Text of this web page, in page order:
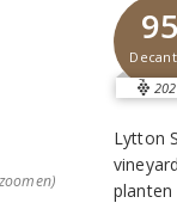
Lytton